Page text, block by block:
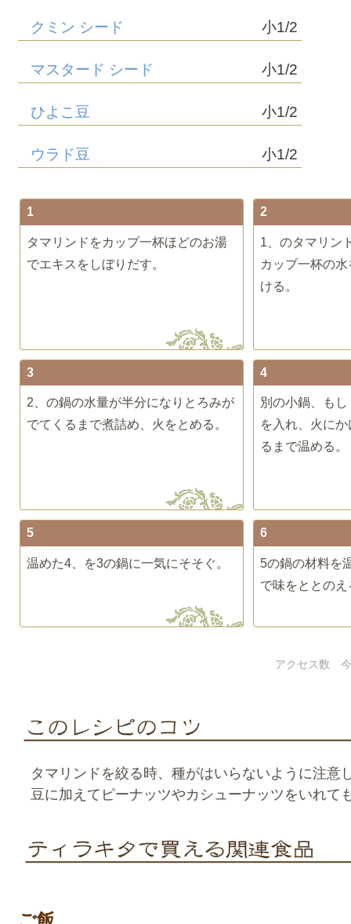
クミン シード 小1/2
マスタード シード 小1/2
ひよこ豆 小1/2
ウラド豆 小1/2
1
タマリンドをカップ一杯ほどのお湯
でエキスをしぼりだす。
2
1、のタマリン
カップ一杯の
ける。
3
2、の鍋の水量が半分になりとろみが
でてくるまで煮詰め、火をとめる。
4
別の小鍋、も
を入れ、火に
るまで温める。
5
温めた4、を3の鍋に一気にそそぐ。
6
5の鍋の材料を
で味をととのえ
アクセス数
タマリンドを絞る時、種がはいらないように注意
豆に加えてピーナッツやカシューナッツをいれて